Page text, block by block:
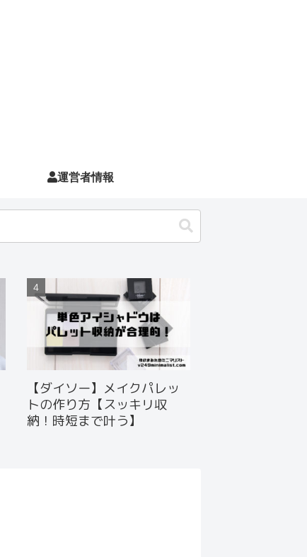
運営者情報
【ダイソー】メイクパレッ
トの作り方【スッキリ収
納！時短まで叶う】